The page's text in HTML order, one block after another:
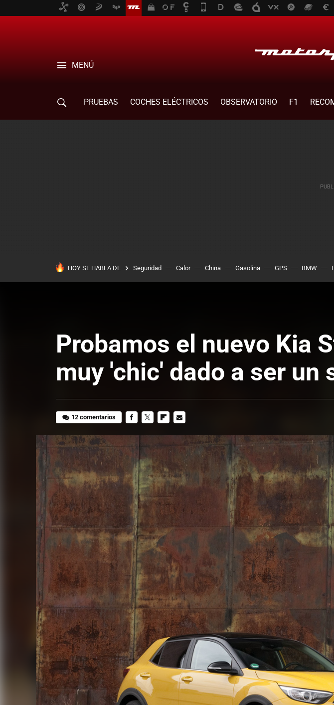
MENÚ
PRUEBAS COCHES ELÉCTRICOS OBSERVATORIO F1
HOY SE HABLA DE Seguridad Calor China Gasolina GPS BMW
Probamos el nuevo Kia
muy 'chic' dado a ser un
12 comentarios
MAIL